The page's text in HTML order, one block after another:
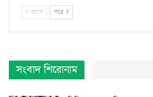
আগে পরে
সংবাদ শিরোনাম